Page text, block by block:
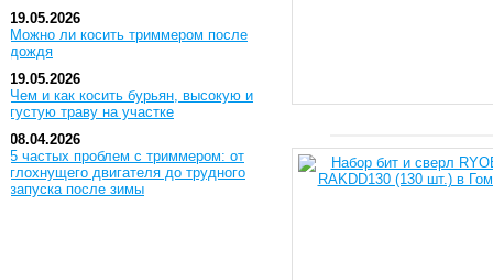
19.05.2026
Можно ли косить триммером после
дождя
19.05.2026
Чем и как косить бурьян, высокую и
густую траву на участке
08.04.2026
5 частых проблем с триммером: от
глохнущего двигателя до трудного
запуска после зимы